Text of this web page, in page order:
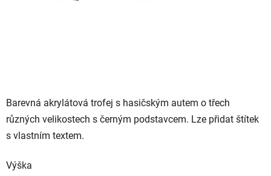
Barevná akrylátová trofej s hasičským autem o třech
různých velikostech s černým podstavcem. Lze přidat štítek
s vlastním textem.
Výška